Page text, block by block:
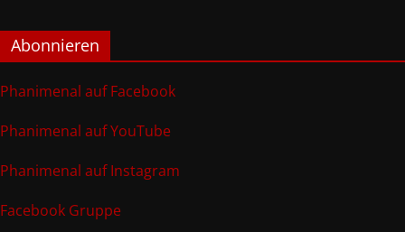
Abonnieren
Phanimenal auf Facebook
Phanimenal auf YouTube
Phanimenal auf Instagram
Facebook Gruppe